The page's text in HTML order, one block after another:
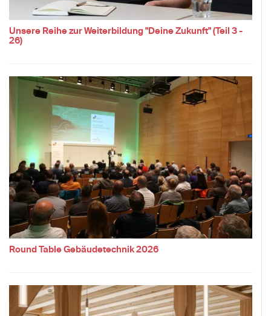
Unsere Reihe zur Weiterbildung "Deine Zukunft" (Teil 3 -
26)
Round Table Gebäudetechnik 2026